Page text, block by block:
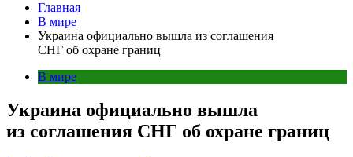
Главная
В мире
Украина официально вышла из соглашения
СНГ об охране границ
В мире
Украина официально вышла
из соглашения СНГ об охране границ